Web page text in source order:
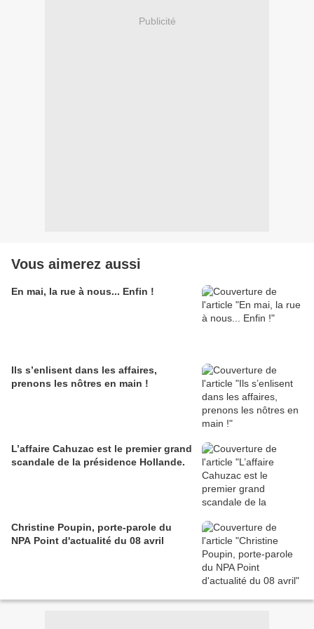
Publicité
Vous aimerez aussi
En mai, la rue à nous... Enfin !
Ils s’enlisent dans les affaires,
prenons les nôtres en main !
L’affaire Cahuzac est le premier grand
scandale de la présidence Hollande.
Christine Poupin, porte-parole du
NPA Point d'actualité du 08 avril